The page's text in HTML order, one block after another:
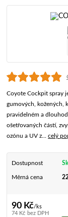
Coyote Cockpit spray
gumových, kožených,
pravidelném a
ošetřovaných částí,
ozónu a UV z...celý
Dostupnost
Měrná cena
90 Kč/ks
74 Kč bez DPH